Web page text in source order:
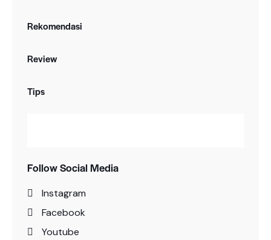
Rekomendasi
Review
Tips
Follow Social Media
Instagram
Facebook
Youtube